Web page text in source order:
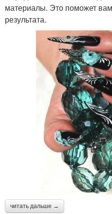
материалы. Это поможет
результата.
читать дальше →